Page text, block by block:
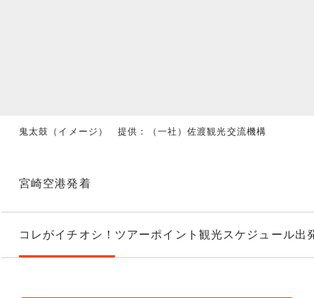
鬼太鼓（イメージ） 提供：（一社）佐渡観光交流機構
宮崎空港発着
コレがイチオシ！ ツアーポイント 観光スケジュール出